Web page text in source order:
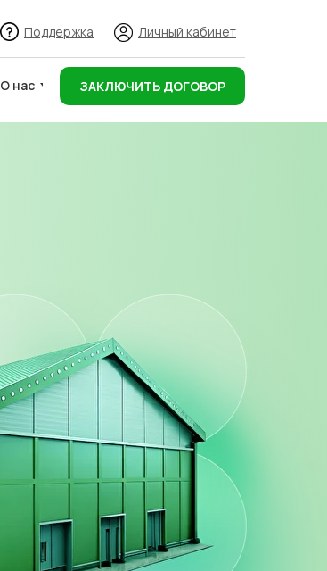
ЗАКЛЮЧИТЬ ДОГОВОР
О нас
Поддержка Личный кабинет